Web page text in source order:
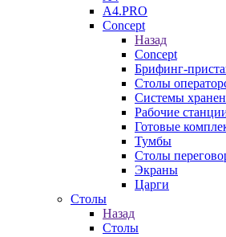
A4.PRO
Concept
Назад
Concept
Брифинг-
Столы
Системы
Рабочие
Готовые
Тумбы
Столы
Экраны
Царги
Столы
Назад
Столы